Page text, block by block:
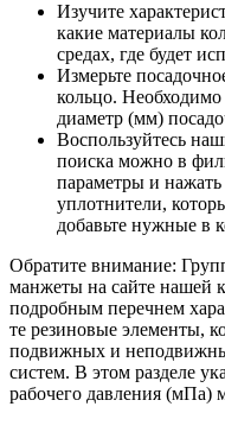
Изучите
какие материалы
средах, где будет
Измерьте
кольцо.
диаметр (мм)
Воспользуйтесь
поиска можно в
параметры и
уплотнители,
добавьте нужные в
Обратите внимание:
манжеты на сайте нашей
подробным перечнем
те резиновые элементы,
подвижных и
систем. В этом разделе
рабочего давления (мПа)